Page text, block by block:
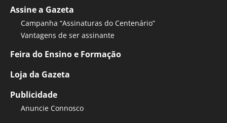
Assine a Gazeta
Campanha “Assinaturas do Centenário”
Vantagens de ser assinante
Feira do Ensino e Formação
Loja da Gazeta
Publicidade
Anuncie Connosco